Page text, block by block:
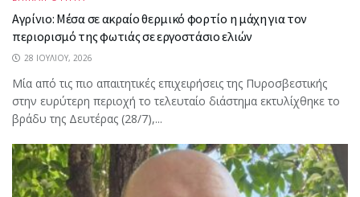
Αγρίνιο: Μέσα σε ακραίο θερμικό φορτίο η μάχη για τον
περιορισμό της φωτιάς σε εργοστάσιο ελιών
28 ΙΟΥΛΊΟΥ, 2026
Μία από τις πιο απαιτητικές επιχειρήσεις της Πυροσβεστικής
στην ευρύτερη περιοχή το τελευταίο διάστημα εκτυλίχθηκε το
βράδυ της Δευτέρας (28/7),...